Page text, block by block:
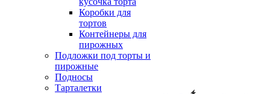
Коробки для
тортов
Контейнеры для
пирожных
Подложки под торты и
пирожные
Подносы
Тарталетки